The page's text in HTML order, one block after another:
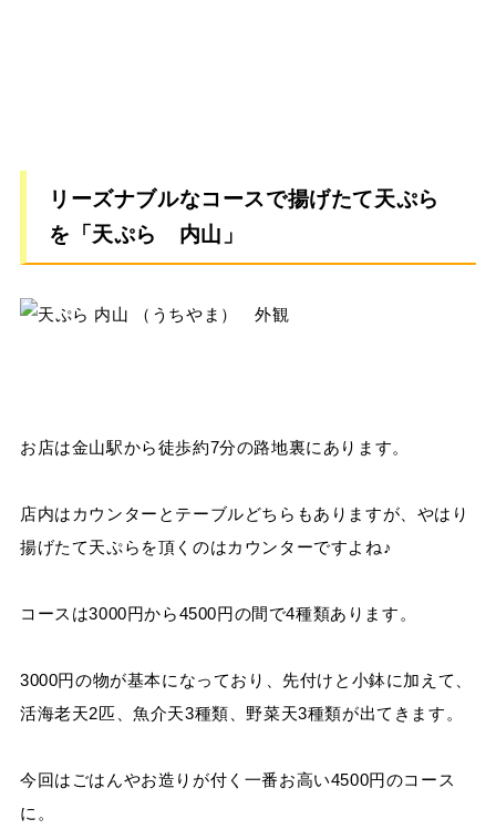
リーズナブルなコースで揚げたて天ぷら
を「天ぷら 内山」
お店は金山駅から徒歩約7分の路地裏にあります。
店内はカウンターとテーブルどちらもありますが、やはり
揚げたて天ぷらを頂くのはカウンターですよね♪
コースは3000円から4500円の間で4種類あります。
3000円の物が基本になっており、先付けと小鉢に加えて、
活海老天2匹、魚介天3種類、野菜天3種類が出てきます。
今回はごはんやお造りが付く一番お高い4500円のコース
に。